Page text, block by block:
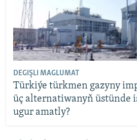
DEGIŞLI MAGLUMAT
Türkiýe türkmen gazyny
üç alternatiwanyň üstünde
ugur amatly?